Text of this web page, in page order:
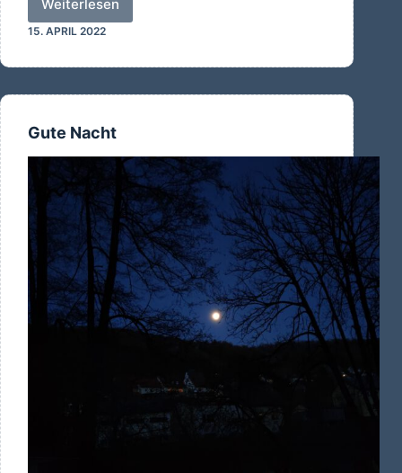
Weiterlesen
Unsere
erste
15. APRIL 2022
Gute Nacht